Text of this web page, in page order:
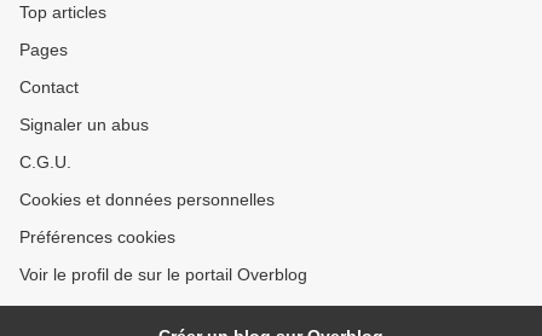
Top articles
Pages
Contact
Signaler un abus
C.G.U.
Cookies et données personnelles
Préférences cookies
Voir le profil de sur le portail Overblog